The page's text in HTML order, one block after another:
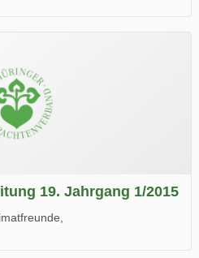
Lesen.
19. Jahrgang 1/2015